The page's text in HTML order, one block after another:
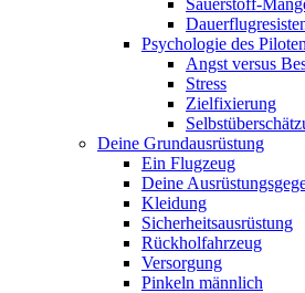
Sauerstoff-
Psychologie des Piloten
Angst versus
Stress
Zielfixierung
Deine Grundausrüstung
Ein Flugzeug
Deine
Kleidung
Sicherheitsausrüstung
Rückholfahrzeug
Versorgung
Pinkeln männlich